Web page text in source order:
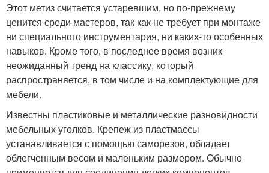
Этот метиз считается устаревшим, но по-прежнему
ценится среди мастеров, так как не требует при монтаже
ни специального инструментария, ни каких-то особенных
навыков. Кроме того, в последнее время возник
неожиданный тренд на классику, который
распространяется, в том числе и на комплектующие для
мебели.
Известны пластиковые и металлические разновидности
мебельных уголков. Крепеж из пластмассы
устанавливается с помощью саморезов, обладает
облегченным весом и маленьким размером. Обычно